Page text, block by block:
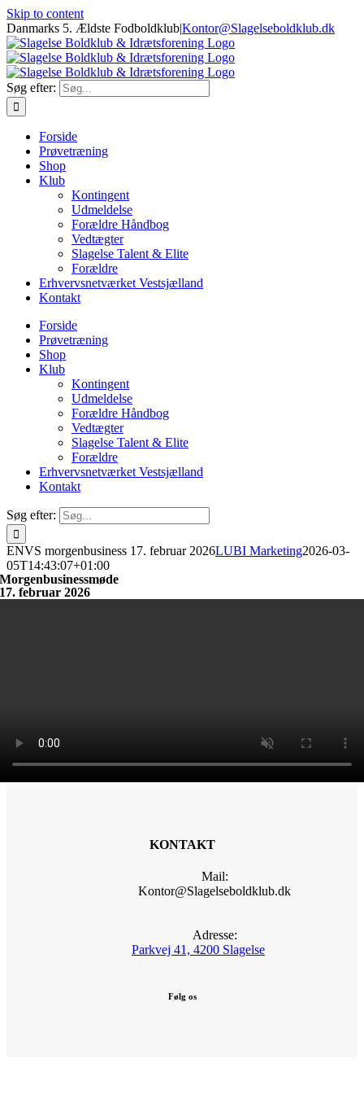
Skip to content
Danmarks 5. Ældste Fodboldklub|Kontor@Slagelseboldklub.dk
Søg efter:
Forside
Prøvetræning
Shop
Klub
Kontingent
Udmeldelse
Forældre Håndbog
Vedtægter
Slagelse Talent & Elite
Forældre
Erhvervsnetværket Vestsjælland
Kontakt
Forside
Prøvetræning
Shop
Klub
Kontingent
Udmeldelse
Forældre Håndbog
Vedtægter
Slagelse Talent & Elite
Forældre
Erhvervsnetværket Vestsjælland
Kontakt
Søg efter:
ENVS morgenbusiness 17. februar 2026LUBI Marketing2026-03-
05T14:43:07+01:00
Morgenbusinessmøde
17. februar 2026
KONTAKT
Mail:
Kontor@Slagelseboldklub.dk
Adresse:
Parkvej 41, 4200 Slagelse
Følg os